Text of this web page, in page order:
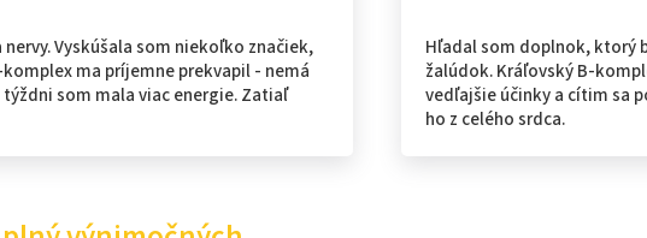
Vyskúšala som niekoľko značiek,
ma príjemne prekvapil - nemá
som mala viac energie. Zatiaľ
Hľadal som doplnok, ktorý
žalúdok. Kráľovský B-
vedľajšie účinky a cítim sa
ho z celého srdca.